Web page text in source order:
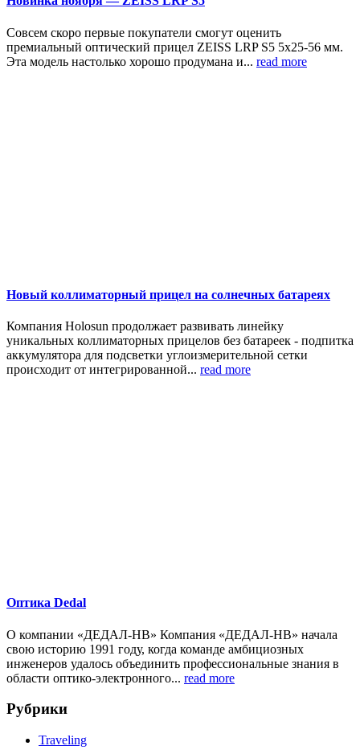
Совсем скоро первые покупатели смогут оценить
премиальный оптический прицел ZEISS LRP S5 5х25-56 мм.
Эта модель настолько хорошо продумана и... read more
Новый коллиматорный прицел на солнечных батареях
Компания Holosun продолжает развивать линейку
уникальных коллиматорных прицелов без батареек - подпитка
аккумулятора для подсветки углоизмерительной сетки
происходит от интегрированной... read more
Оптика Dedal
О компании «ДЕДАЛ-НВ» Компания «ДЕДАЛ-НВ» начала
свою историю 1991 году, когда команде амбициозных
инженеров удалось объединить профессиональные знания в
области оптико-электронного... read more
Рубрики
Traveling